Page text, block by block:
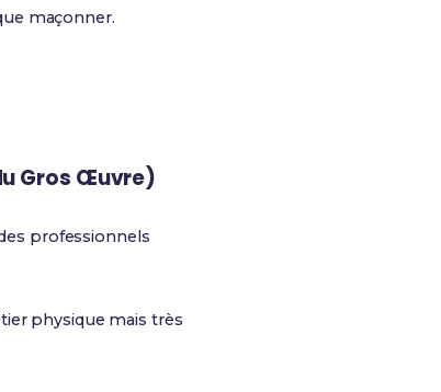
maçonner.
Gros Œuvre)
professionnels
physique mais très